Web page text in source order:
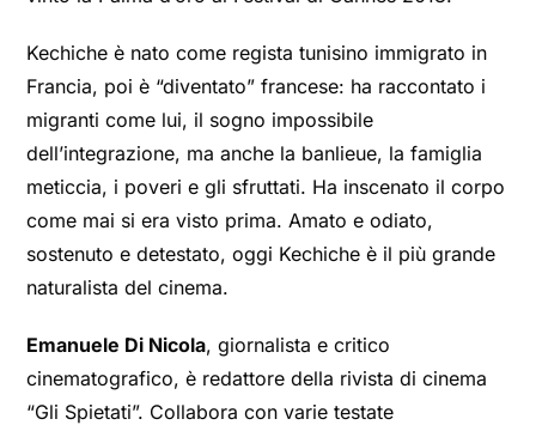
Kechiche è nato come regista tunisino immigrato in
Francia, poi è “diventato” francese: ha raccontato i
migranti come lui, il sogno impossibile
dell’integrazione, ma anche la banlieue, la famiglia
meticcia, i poveri e gli sfruttati. Ha inscenato il corpo
come mai si era visto prima. Amato e odiato,
sostenuto e detestato, oggi Kechiche è il più grande
naturalista del cinema.
Emanuele Di Nicola, giornalista e critico
cinematografico, è redattore della rivista di cinema
“Gli Spietati”. Collabora con varie testate